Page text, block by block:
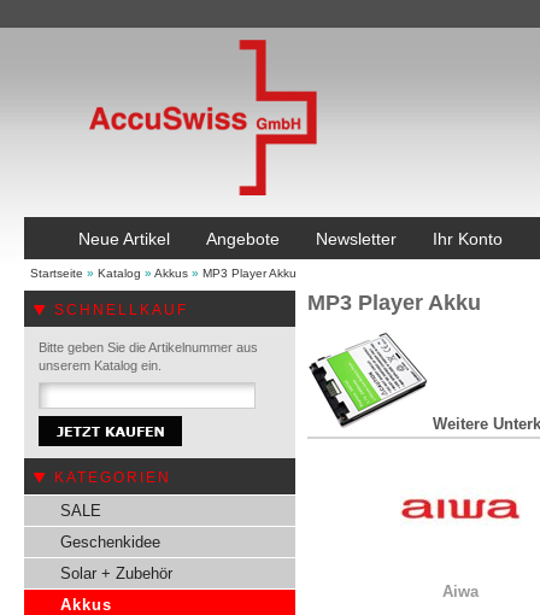
Neue Artikel Angebote Newsletter Ihr Konto
Startseite » Katalog » Akkus » MP3 Player Akku
SCHNELLKAUF
Bitte geben Sie die Artikelnummer aus
unserem Katalog ein.
KATEGORIEN
SALE
Geschenkidee
Solar + Zubehör
Akkus
MP3 Player Akku
Weitere
Aiwa